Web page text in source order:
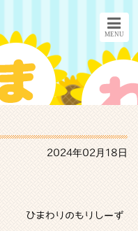
2024年02月18日
りのもりしーず